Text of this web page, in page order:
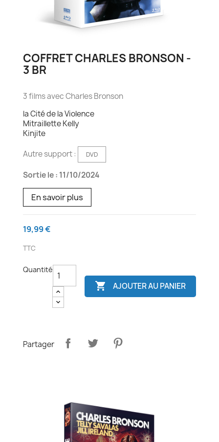
COFFRET CHARLES BRONSON -
3 BR
3 films avec Charles Bronson
la Cité de la Violence
Mitraillette Kelly
Kinjite
Autre support :
DVD
Sortie le : 11/10/2024
En savoir plus
19,99 €
TTC
Quantité
 AJOUTER AU PANIER
Partager